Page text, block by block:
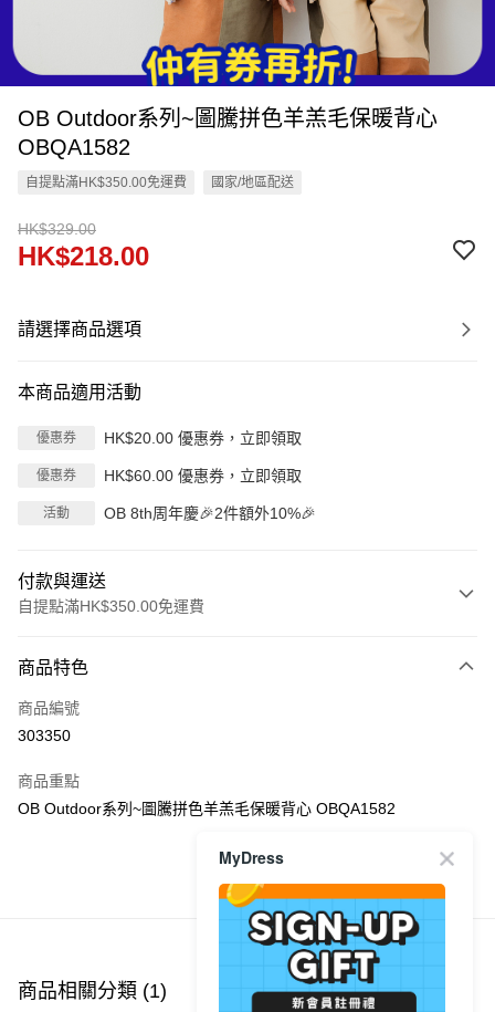
OB Outdoor系列~圖騰拼色羊羔毛保暖背心
OBQA1582
自提點滿HK$350.00免運費 國家/地區配送
HK$329.00
HK$218.00
請選擇商品選項
本商品適用活動
優惠券 HK$20.00 優惠券，立即領取
優惠券 HK$60.00 優惠券，立即領取
活動 OB 8th周年慶🎉2件額外10%🎉
付款與運送
自提點滿HK$350.00免運費
信用卡
Apple Pay
PayMe
每筆HK$40.00，滿HK$350.00或以上免運費
付款後順豐站及營業點
商品特色
商品編號
303350
商品重點
OB Outdoor系列~圖騰拼色羊羔毛保暖背心 OBQA1582
商品推薦
商品相關分類 (1)
MyDress